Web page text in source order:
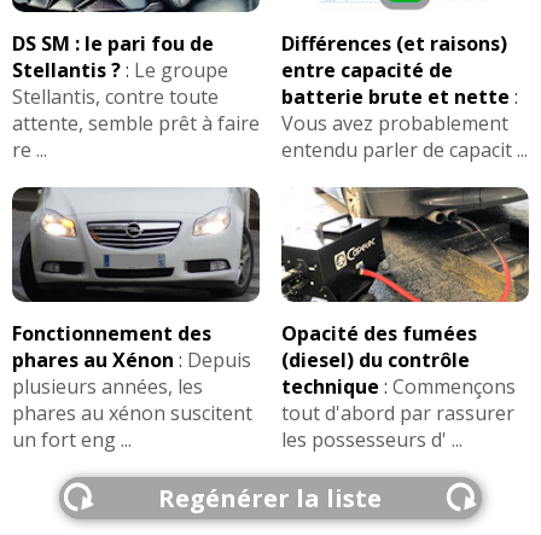
DS SM : le pari fou de
Stellantis ?: Le groupe
Stellantis, contre toute
attente, semble prêt à faire
re ...
Différences (et raisons)
entre capacité de
batterie brute et nette :
Vous avez probablement
entendu parler de capacit ...
Fonctionnement des
phares au Xénon : Depuis
plusieurs années, les
phares au xénon suscitent
un fort eng ...
Opacité des fumées
(diesel) du contrôle
technique : Commençons
tout d'abord par rassurer
les possesseurs d' ...
Regénérer la liste